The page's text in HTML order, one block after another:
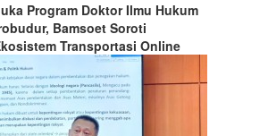
Program Doktor Ilmu Hukum
Bamsoet Soroti
Transportasi Online